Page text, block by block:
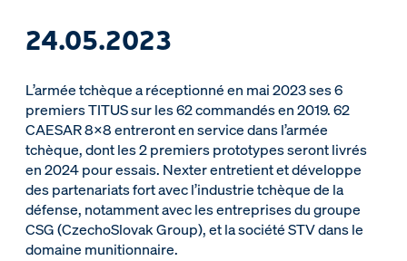
24.05.2023
L’armée tchèque a réceptionné en mai 2023 ses 6
premiers TITUS sur les 62 commandés en 2019. 62
CAESAR 8x8 entreront en service dans l’armée
tchèque, dont les 2 premiers prototypes seront livrés
en 2024 pour essais. Nexter entretient et développe
des partenariats fort avec l’industrie tchèque de la
défense, notamment avec les entreprises du groupe
CSG (CzechoSlovak Group), et la société STV dans le
domaine munitionnaire.